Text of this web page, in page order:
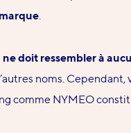
.
ne doit ressembler à
noms.
comme NYMEO